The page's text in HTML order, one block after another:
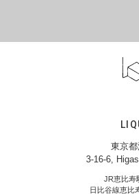
東京
3-16-6,
JR恵比寿
日比谷線恵比